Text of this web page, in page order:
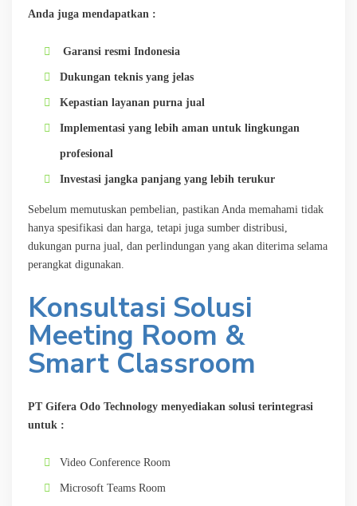
Anda juga mendapatkan :
Garansi resmi Indonesia
Dukungan teknis yang jelas
Kepastian layanan purna jual
Implementasi yang lebih aman untuk lingkungan
profesional
Investasi jangka panjang yang lebih terukur
Sebelum memutuskan pembelian, pastikan Anda memahami tidak
hanya spesifikasi dan harga, tetapi juga sumber distribusi,
dukungan purna jual, dan perlindungan yang akan diterima selama
perangkat digunakan.
Konsultasi Solusi
Meeting Room &
Smart Classroom
PT Gifera Odo Technology menyediakan solusi terintegrasi
untuk :
Video Conference Room
Microsoft Teams Room